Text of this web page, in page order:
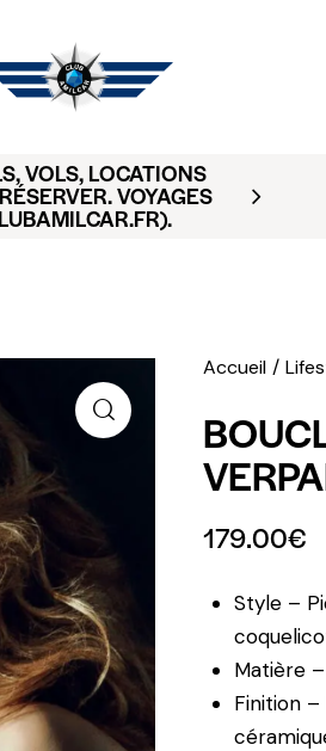
VOLS, LOCATIONS
VOYAGES
Accueil
179.00€
Style –
Matière
Finition